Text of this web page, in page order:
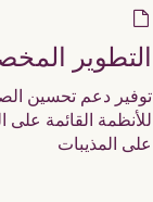
التطوير
توفير دعم تحسين
للأنظمة القائمة على
على المذيبات